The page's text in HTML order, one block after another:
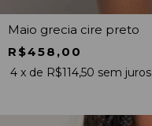
Maio grecia cire preto
R$458,00
4 x de R$114,50 sem juros